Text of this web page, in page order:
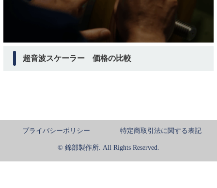
超音波スケーラー 価格の比較
プライバシーポリシー 特定商取引法に関する表記
© 錦部製作所. All Rights Reserved.